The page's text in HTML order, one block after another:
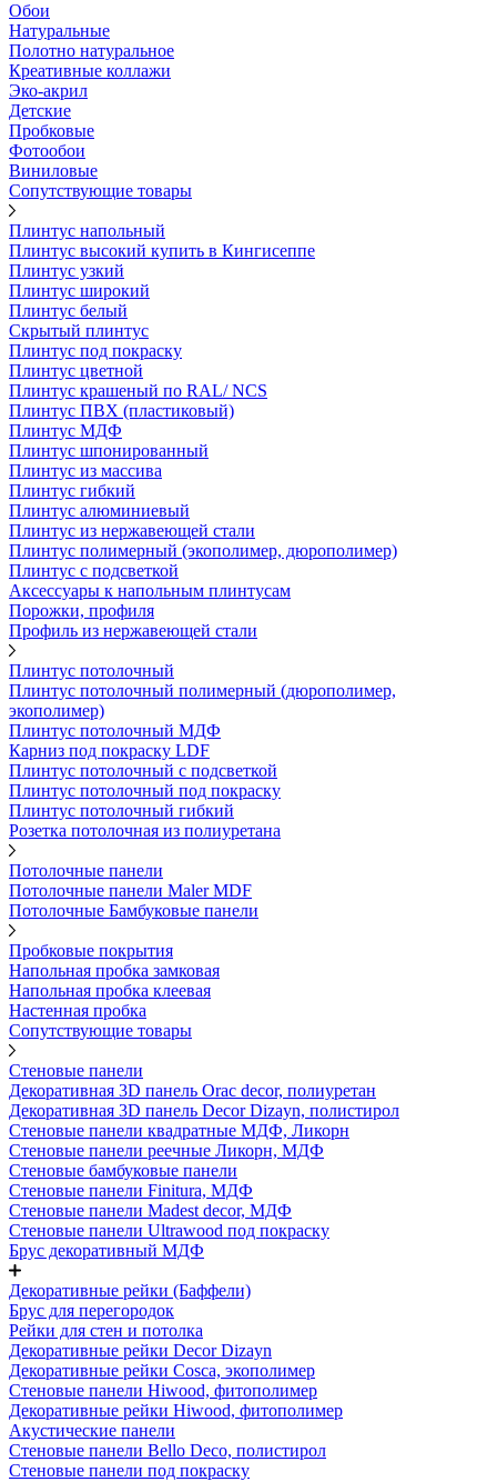
Обои
Натуральные
Полотно натуральное
Креативные коллажи
Эко-акрил
Детские
Пробковые
Фотообои
Виниловые
Сопутствующие товары
Плинтус напольный
Плинтус высокий купить в Кингисеппе
Плинтус узкий
Плинтус широкий
Плинтус белый
Скрытый плинтус
Плинтус под покраску
Плинтус цветной
Плинтус крашеный по RAL/ NCS
Плинтус ПВХ (пластиковый)
Плинтус МДФ
Плинтус шпонированный
Плинтус из массива
Плинтус гибкий
Плинтус алюминиевый
Плинтус из нержавеющей стали
Плинтус полимерный (экополимер, дюрополимер)
Плинтус с подсветкой
Аксессуары к напольным плинтусам
Порожки, профиля
Профиль из нержавеющей стали
Плинтус потолочный
Плинтус потолочный полимерный (дюрополимер,
экополимер)
Плинтус потолочный МДФ
Карниз под покраску LDF
Плинтус потолочный с подсветкой
Плинтус потолочный под покраску
Плинтус потолочный гибкий
Розетка потолочная из полиуретана
Потолочные панели
Потолочные панели Maler MDF
Потолочные Бамбуковые панели
Пробковые покрытия
Напольная пробка замковая
Напольная пробка клеевая
Настенная пробка
Сопутствующие товары
Стеновые панели
Декоративная 3D панель Orac decor, полиуретан
Декоративная 3D панель Decor Dizayn, полистирол
Стеновые панели квадратные МДФ, Ликорн
Стеновые панели реечные Ликорн, МДФ
Стеновые бамбуковые панели
Стеновые панели Finitura, МДФ
Стеновые панели Madest decor, МДФ
Стеновые панели Ultrawood под покраску
Брус декоративный МДФ
Декоративные рейки (Баффели)
Брус для перегородок
Рейки для стен и потолка
Декоративные рейки Decor Dizayn
Декоративные рейки Cosca, экополимер
Стеновые панели Hiwood, фитополимер
Декоративные рейки Hiwood, фитополимер
Акустические панели
Стеновые панели Bello Deco, полистирол
Стеновые панели под покраску